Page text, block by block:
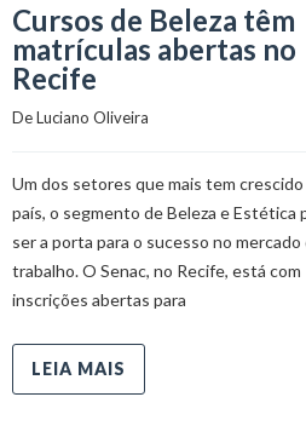
Cursos de Beleza têm
matrículas abertas no
Recife
De Luciano Oliveira
Um dos setores que mais tem crescido
país, o segmento de Beleza e Estética
ser a porta para o sucesso no mercado
trabalho. O Senac, no Recife, está com
inscrições abertas para
LEIA MAIS